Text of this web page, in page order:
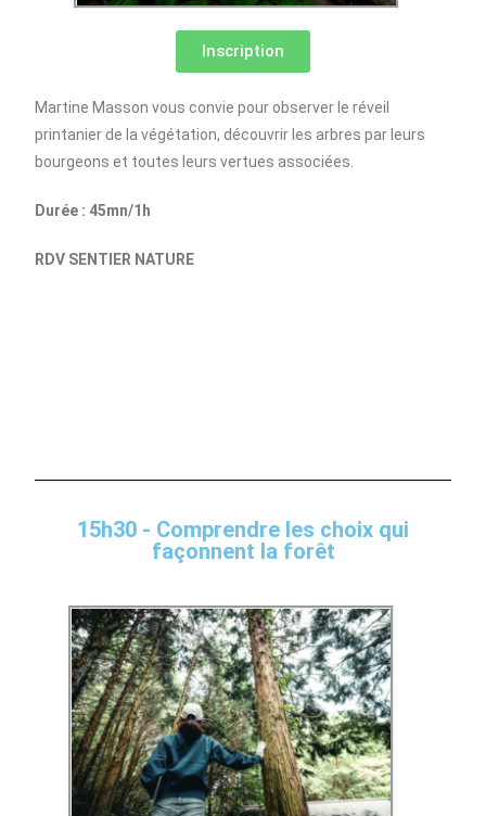
Inscription
Martine Masson vous convie pour observer le réveil
printanier de la végétation, découvrir les arbres par leurs
bourgeons et toutes leurs vertues associées.
Durée : 45mn/1h
RDV SENTIER NATURE
15h30 - Comprendre les choix qui
façonnent la forêt